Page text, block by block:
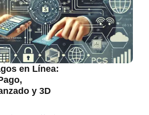
Latina.
en Línea:
y 3D